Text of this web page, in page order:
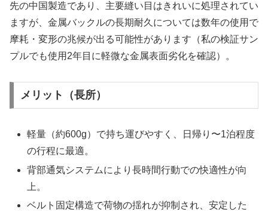
先の中国製造であり、主要縫い目はきれいに処理されてい
ますが、金属バックルの長期耐久については数年の使用で
摩耗・変形の兆候が出る可能性があります（私の検証サン
プルでも使用2年目に軽微な金属表面劣化を確認）。
メリット（長所）
軽量（約600g）で持ち運びやすく、日帰り〜1泊程度
の行程に最適。
背部通気システムにより長時間行動での快適性が向
上。
ベルト固定構造で荷物の揺れが抑制され、安定した